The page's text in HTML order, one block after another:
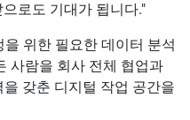
로도 기대가 됩니다."
위한 필요한 데이터 분석
사람을 회사 전체 협업과
갖춘 디지털 작업 공간을